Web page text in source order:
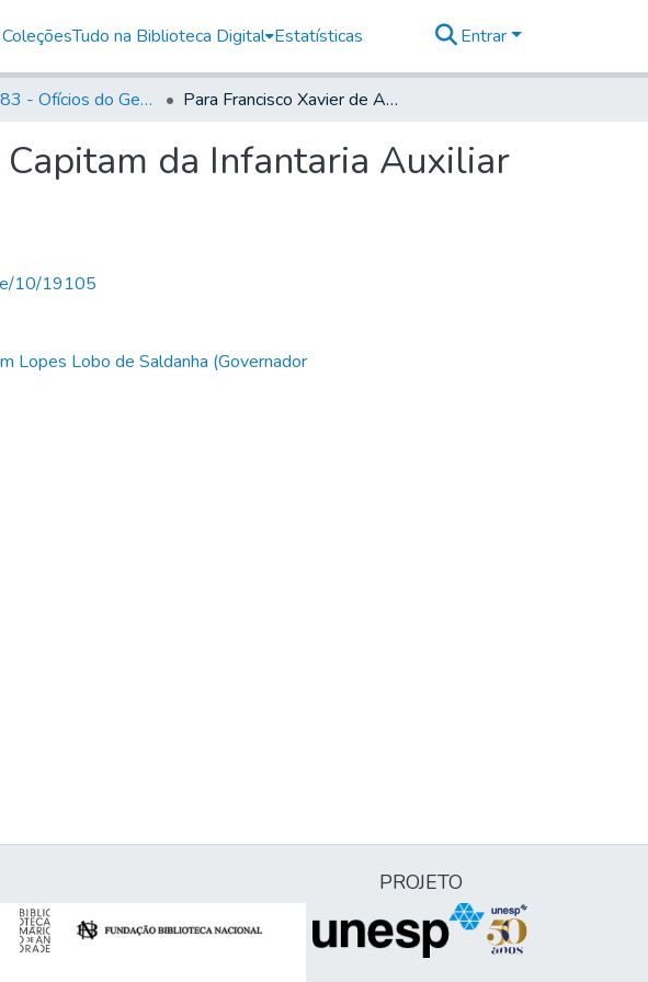
Tudo na Biblioteca Digital Estatísticas Entrar
Volume 83 - Ofícios do General Martim Lopes Lobo de Saldanha (Governador da Capitania): 1780- 1782 Para Francisco Xavier de Azevedo e Silva, Capitam da Infantaria Auxiliar da Vila de Ytú.
da Infantaria Auxiliar
10/19105
Lopes Lobo de Saldanha (Governador
PROJETO